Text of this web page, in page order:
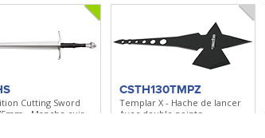
Cutting Sword
- Manche cuir -
CSTH130TMPZ
Templar X - Hache de lancer
Avec double pointe